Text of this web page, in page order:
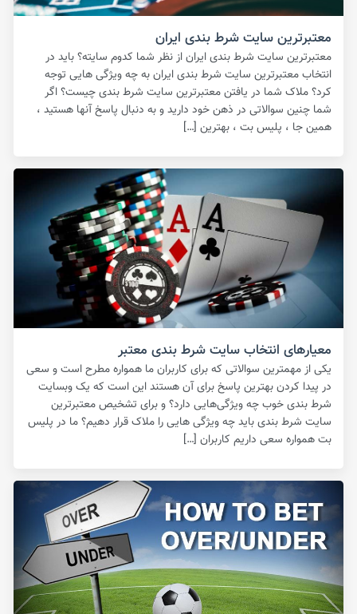
معتبرترین سایت شرط بندی ایران
معتبرترین سایت شرط بندی ایران از نظر شما کدوم سایته؟ باید در
انتخاب معتبرترین سایت شرط بندی ایران به چه ویژگی هایی توجه
کرد؟ ملاک شما در یافتن معتبرترین سایت شرط بندی چیست؟ اگر
شما چنین سوالاتی در ذهن خود دارید و به دنبال پاسخ آنها هستید ،
همین جا ، پلیس بت ، بهترین […]
معیارهای انتخاب سایت شرط بندی معتبر
یکی از مهمترین سوالاتی که برای کاربران ما همواره مطرح است و سعی
در پیدا کردن بهترین پاسخ برای آن هستند این است که یک وبسایت
شرط بندی خوب چه ویژگی‌هایی دارد؟ و برای تشخیص معتبرترین
سایت شرط بندی باید چه ویژگی هایی را ملاک قرار دهیم؟ ما در پلیس
بت همواره سعی داریم کاربران […]